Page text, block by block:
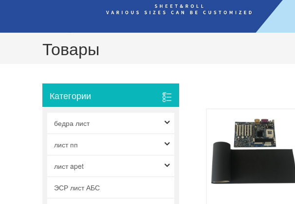
Товары
Категории
бедра лист
лист пп
лист apet
ЭСР лист АБС